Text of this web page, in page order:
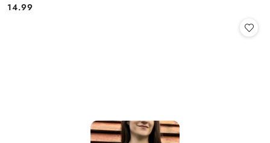
Cena:
14.99